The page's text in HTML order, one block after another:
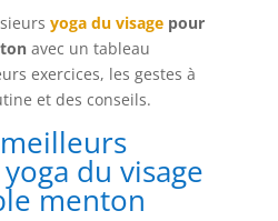
yoga du visagepour
avec un tableau
exercices, les gestes à
et des conseils.
du visage
menton